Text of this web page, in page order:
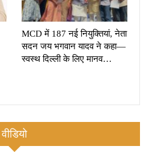
MCD में 187 नई नियुक्तियां, नेता
सदन जय भगवान यादव ने कहा—
स्वस्थ दिल्ली के लिए मानव…
वीडियो